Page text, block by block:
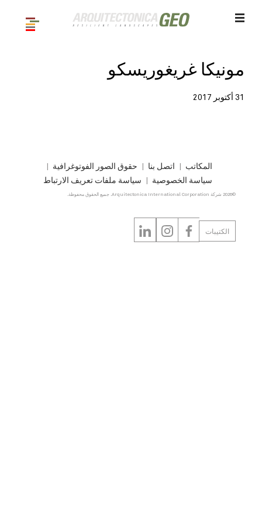
مونيكا غريغوريسكو
31 أكتوبر 2017
المكاتب اتصل بنا
حقوق الصور الفوتوغرافية
سياسة الخصوصية
سياسة ملفات تعريف الارتباط
©2026 شركة Arquitectonica International Corporation. جميع الحقوق محفوظة.
الكتيبات